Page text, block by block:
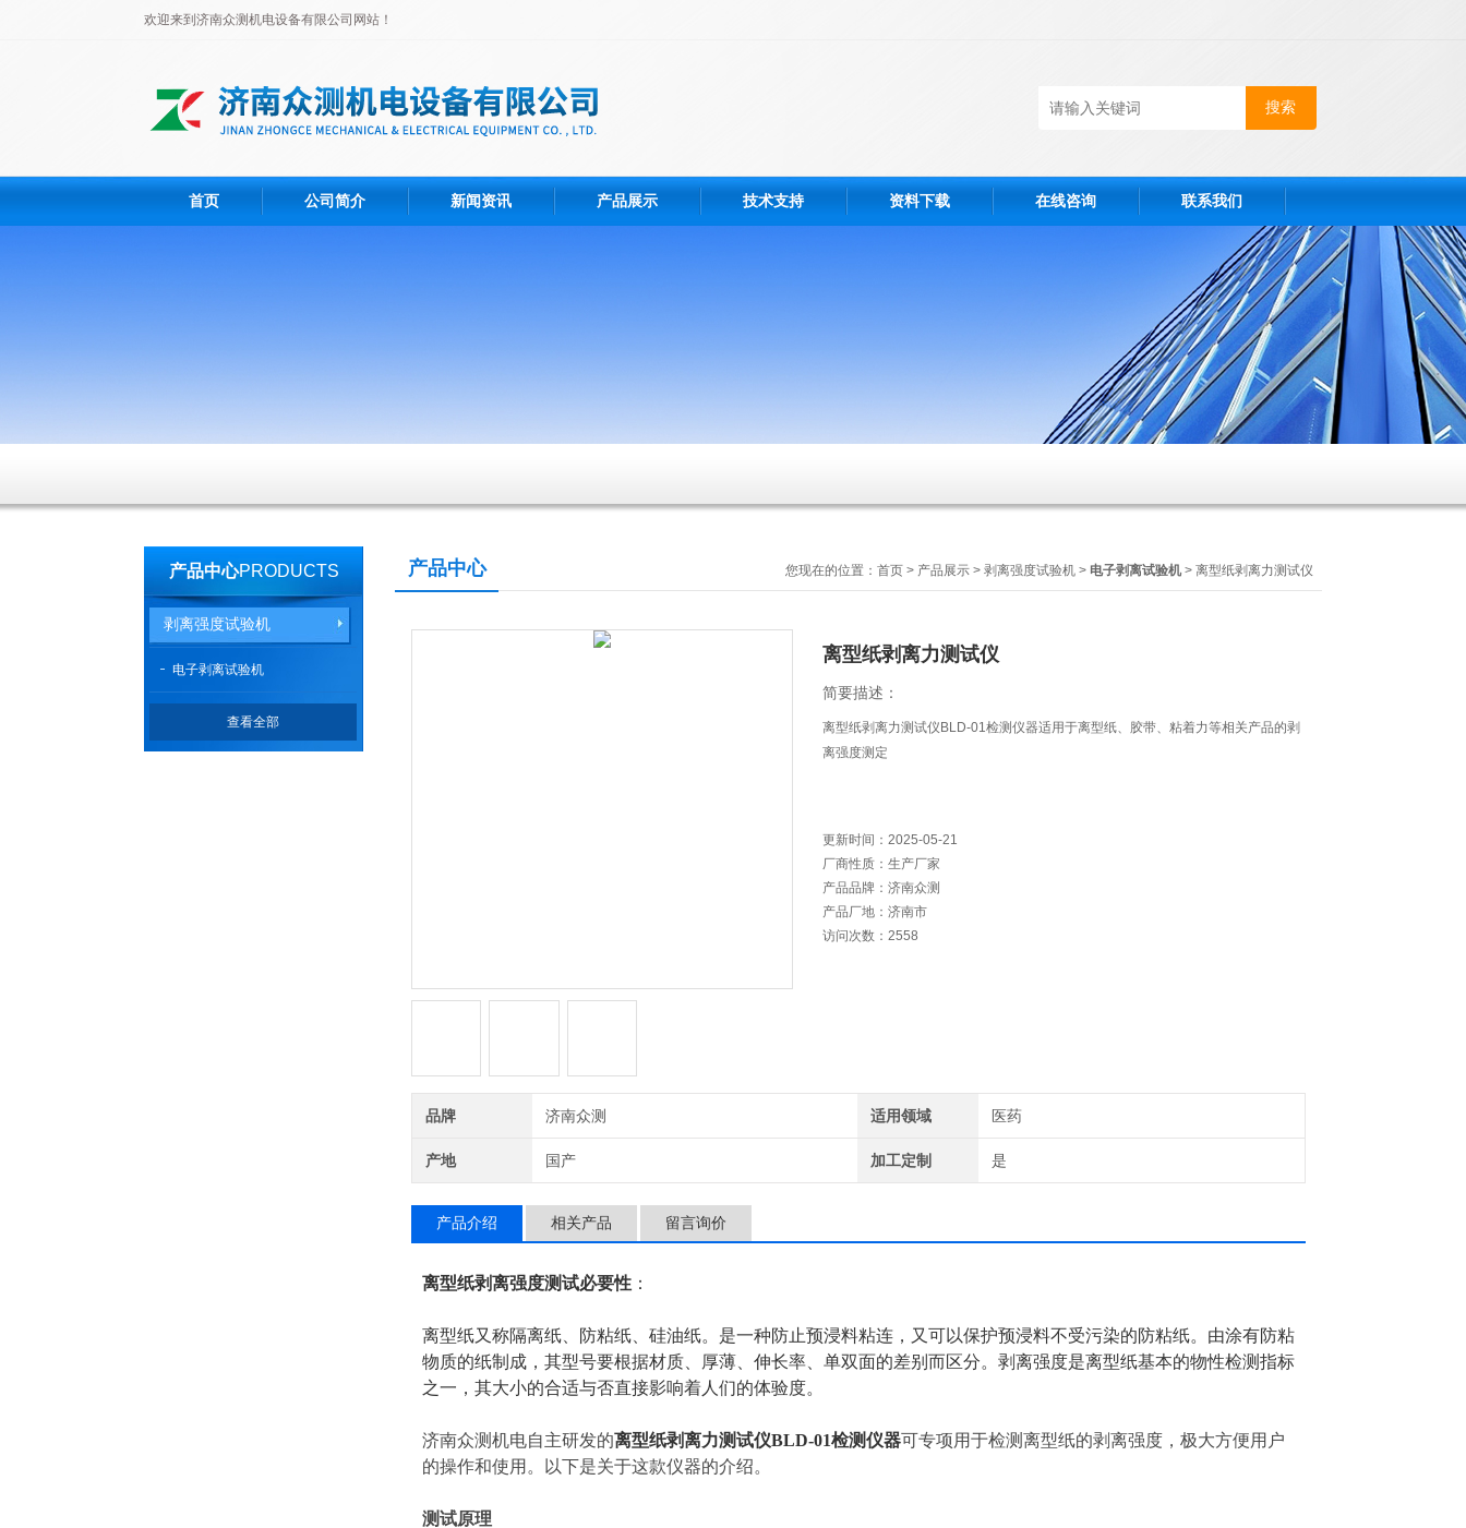
欢迎来到济南众测机电设备有限公司网站！
首页 公司简介 新闻资讯 产品展示 技术支持 资料下载 在线咨询 联系我们
产品中心PRODUCTS
剥离强度试验机
电子剥离试验机
查看全部
产品中心 您现在的位置： 首页 > 产品展示 > 剥离强度试验机 > 电子剥离试验机 > 离型纸剥离力测试仪
离型纸剥离力测试仪
简要描述：
离型纸剥离力测试仪BLD-01检测仪器适用于离型纸、胶带、粘着力等相关产品的剥
离强度测定
更新时间： 2025-05-21
厂商性质： 生产厂家
产品品牌： 济南众测
产品厂地： 济南市
访问次数： 2558
品牌 济南众测 适用领域 医药
产地 国产 加工定制 是
产品介绍 相关产品 留言询价
离型纸剥离强度测试必要性 ：
离型纸又称隔离纸、防粘纸、硅油纸。是一种防止预浸料粘连，又可以保护预浸料不受污染的防粘纸。由涂有防粘
物质的纸制成，其型号要根据材质、厚薄、伸长率、单双面的差别而区分。剥离强度是离型纸基本的物性检测指标
之一，其大小的合适与否直接影响着人们的体验度。
济南众测机电自主研发的离型纸剥离力测试仪BLD-01检测仪器可专项用于检测离型纸的剥离强度，极大方便用户
的操作和使用。以下是关于这款仪器的介绍。
测试原理